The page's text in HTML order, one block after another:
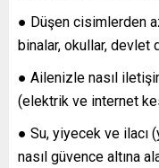
● Düşen cisimlerden
binalar, okullar, devlet
● Ailenizle nasıl
(elektrik ve internet
● Su, yiyecek ve ilacı
nasıl güvence altına